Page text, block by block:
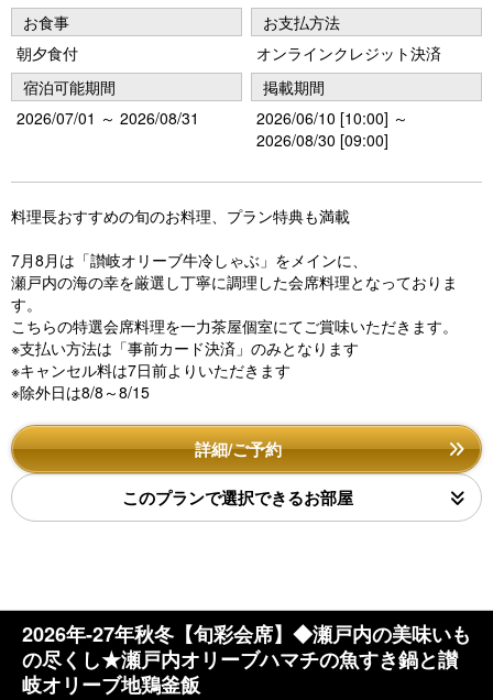
u
s
お食事
朝夕食付
お支払方法
オンラインクレジット決済
宿泊可能期間
2026/07/01 ～ 2026/08/31
掲載期間
2026/06/10 [10:00] ～
2026/08/30 [09:00]
料理長おすすめの旬のお料理、プラン特典も満載
7月8月は「讃岐オリーブ牛冷しゃぶ」をメインに、
瀬戸内の海の幸を厳選し丁寧に調理した会席料理となっておりま
す。
こちらの特選会席料理を一力茶屋個室にてご賞味いただきます。
※支払い方法は「事前カード決済」のみとなります
※キャンセル料は7日前よりいただきます
※除外日は8/8～8/15
詳細/ご予約
このプランで選択できるお部屋
2026年-27年秋冬【旬彩会席】◆瀬戸内の美味いも
の尽くし★瀬戸内オリーブハマチの魚すき鍋と讃
岐オリーブ地鶏釜飯